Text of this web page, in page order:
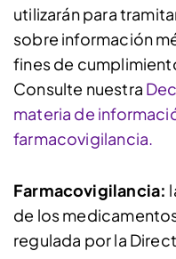
utilizarán para
sobre información
fines de
Consulte nuestra
materia de
farmacovigilancia.
Farmacovigilancia:
de los
regulada por la